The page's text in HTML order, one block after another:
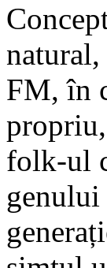
FM, în
folk-ul
genului